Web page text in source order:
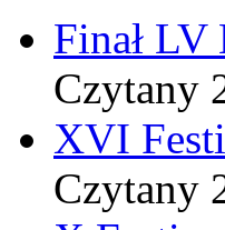
Finał
Czytany
XVI
Czytany